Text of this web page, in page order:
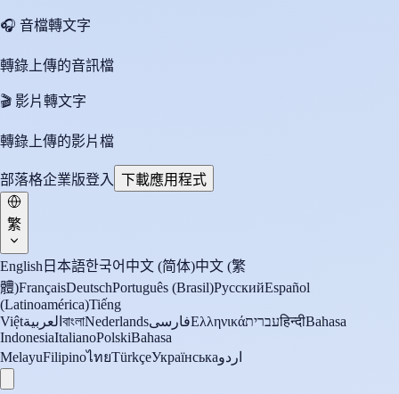
🎧 音檔轉文字
轉錄上傳的音訊檔
🎬 影片轉文字
轉錄上傳的影片檔
部落格企業版登入 下載應用程式
繁
English 日本語한국어 中文 (简体)中文 (繁
體)FrançaisDeutschPortuguês (Brasil)РусскийEspañol
(Latinoamérica)Tiếng
Việtالعربية বাংলাNederlandsفارسیΕλληνικάעבריתहिन्दीBahasa
IndonesiaItalianoPolskiBahasa
MelayuFilipinoไทยTürkçeУкраїнськаاردو